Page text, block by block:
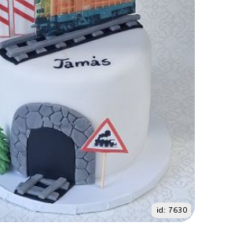
id: 7630